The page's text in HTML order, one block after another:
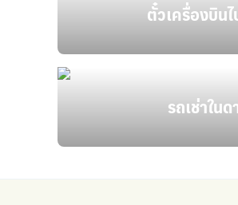
ตั๋วเครื่องบิน
รถเช่าใน